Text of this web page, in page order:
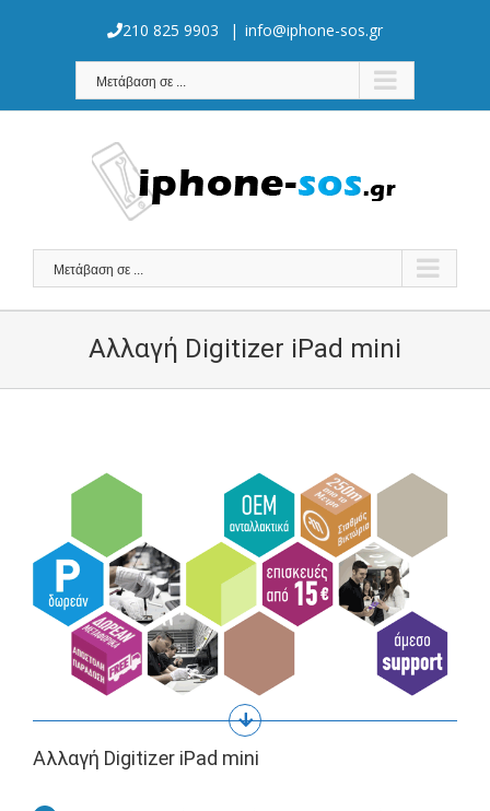
210 825 9903 | info@iphone-sos.gr
Μετάβαση σε ...
Μετάβαση σε ...
Αλλαγή Digitizer iPad mini
Αλλαγή Digitizer iPad mini